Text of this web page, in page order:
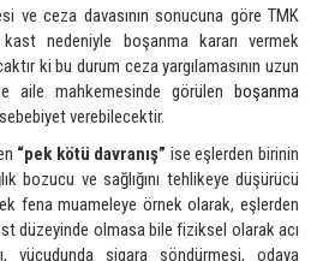
ve ceza davasının sonucuna göre TMK
nedeniyle boşanma kararı vermek
ki bu durum ceza yargılamasının uzun
aile mahkemesinde görülen boşanma
verebilecektir.
“pek kötü davranış” ise eşlerden birinin
bozucu ve sağlığını tehlikeye düşürücü
fena muameleye örnek olarak, eşlerden
düzeyinde olmasa bile fiziksel olarak acı
vücudunda sigara söndürmesi, odaya